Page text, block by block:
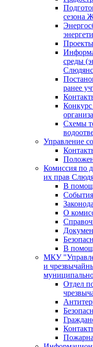
сезона
Проекты
среды
ранее
Схемы
Управление
Комиссия по
их прав
В
О
В
МКУ
и
Отдел